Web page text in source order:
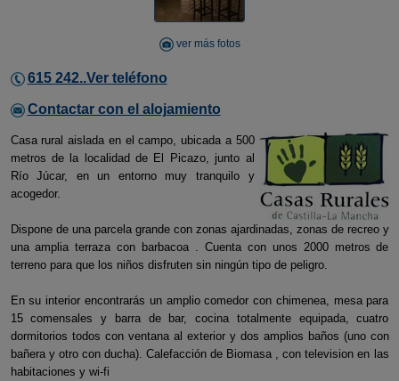
ver más fotos
615 242..Ver teléfono
Contactar con el alojamiento
Casa rural aislada en el campo, ubicada a 500
metros de la localidad de El Picazo, junto al
Río Júcar, en un entorno muy tranquilo y
acogedor.
Dispone de una parcela grande con zonas ajardinadas, zonas de recreo y
una amplia terraza con barbacoa . Cuenta con unos 2000 metros de
terreno para que los niños disfruten sin ningún tipo de peligro.
En su interior encontrarás un amplio comedor con chimenea, mesa para
15 comensales y barra de bar, cocina totalmente equipada, cuatro
dormitorios todos con ventana al exterior y dos amplios baños (uno con
bañera y otro con ducha). Calefacción de Biomasa , con television en las
habitaciones y wi-fi